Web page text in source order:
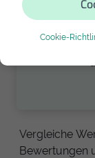
Cookie-
Vergleiche
Bewertungen